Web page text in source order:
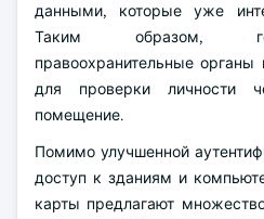
данными, которые уже
Таким образом,
правоохранительные органы
для проверки личности
помещение.
Помимо улучшенной
доступ к зданиям и
карты предлагают